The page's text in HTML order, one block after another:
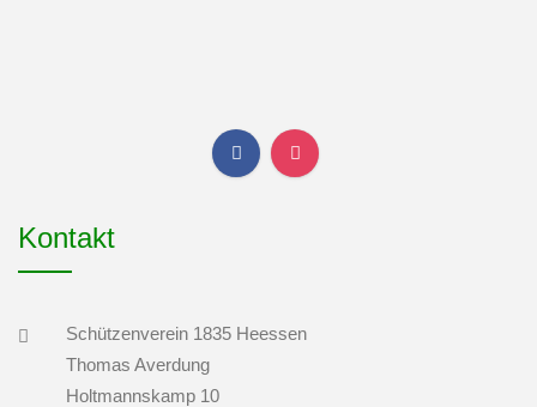
Kontakt
Schützenverein 1835 Heessen
Thomas Averdung
Holtmannskamp 10